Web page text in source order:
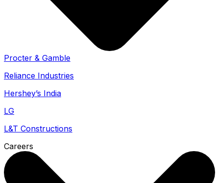
Procter & Gamble
Reliance Industries
Hershey’s India
LG
L&T Constructions
Careers